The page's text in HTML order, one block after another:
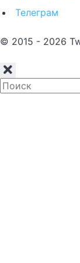
Телеграм
© 2015 - 2026